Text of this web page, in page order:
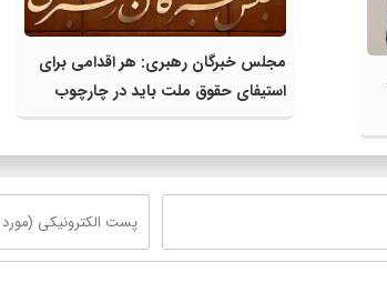
مجلس خبرگان رهبری: هر اقدامی برای
استیفای حقوق ملت باید در چارچوب
تدابیر رهبر انقلاب باشد